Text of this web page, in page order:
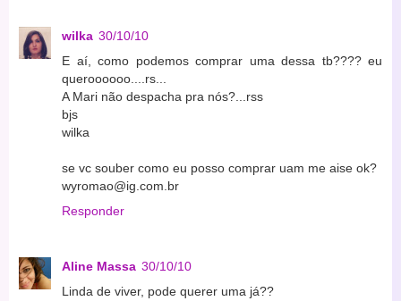
wilka 30/10/10
E aí, como podemos comprar uma dessa tb???? eu
queroooooo....rs...
A Mari não despacha pra nós?...rss
bjs
wilka
se vc souber como eu posso comprar uam me aise ok?
wyromao@ig.com.br
Responder
Aline Massa 30/10/10
Linda de viver, pode querer uma já??